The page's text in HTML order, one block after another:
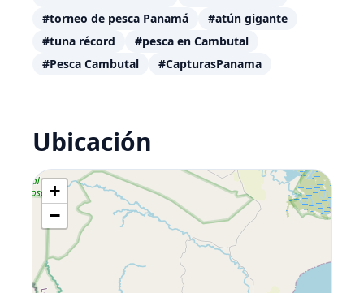
#torneo de pesca Panamá
#atún gigante
#tuna récord
#pesca en Cambutal
#Pesca Cambutal
#CapturasPanama
Ubicación
+
−